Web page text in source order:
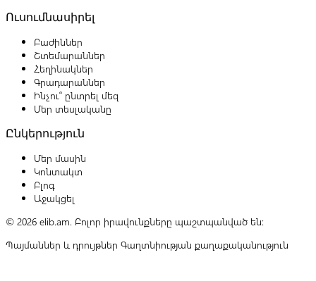
Ուսումնասիրել
Բաժիններ
Շտեմարաններ
Հեղինակներ
Գրադարաններ
Ինչու՞ ընտրել մեզ
Մեր տեսլականը
Ընկերություն
Մեր մասին
Կոնտակտ
Բլոգ
Աջակցել
© 2026 elib.am. Բոլոր իրավունքները պաշտպանված են:
Պայմաններ և դրույթներ Գաղտնիության քաղաքականություն